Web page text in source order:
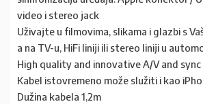
video i stereo jack
Uživajte u filmovima, slikama i glazbi s
a na TV-u, HiFi liniji ili stereo liniji u
High quality and innovative A/V and
Kabel istovremeno može služiti i kao
Dužina kabela 1,2m